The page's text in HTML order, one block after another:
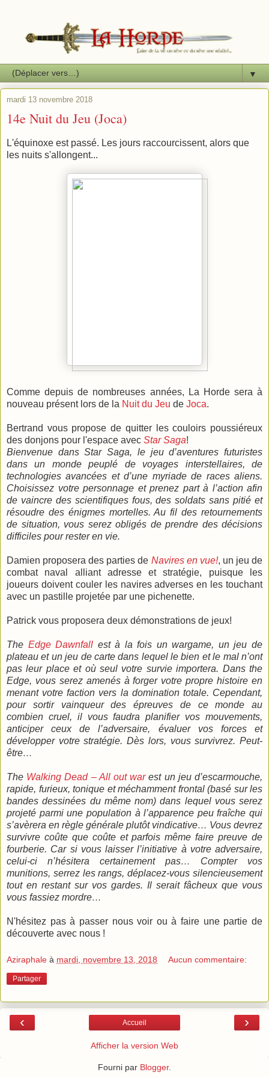
▼
mardi 13 novembre 2018
14e Nuit du Jeu (Joca)
L'équinoxe est passé. Les jours raccourcissent, alors que
les nuits s'allongent...
Comme depuis de nombreuses années, La Horde sera à
nouveau présent lors de la Nuit du Jeu de Joca.
Bertrand vous propose de quitter les couloirs poussiéreux
des donjons pour l'espace avec Star Saga!
Bienvenue dans Star Saga, le jeu d’aventures futuristes
dans un monde peuplé de voyages interstellaires, de
technologies avancées et d’une myriade de races aliens.
Choisissez votre personnage et prenez part à l’action afin
de vaincre des scientifiques fous, des soldats sans pitié et
résoudre des énigmes mortelles. Au fil des retournements
de situation, vous serez obligés de prendre des décisions
difficiles pour rester en vie.
Damien proposera des parties de Navires en vue!, un jeu de
combat naval alliant adresse et stratégie, puisque les
joueurs doivent couler les navires adverses en les touchant
avec un pastille projetée par une pichenette.
Patrick vous proposera deux démonstrations de jeux!
The Edge Dawnfall est à la fois un wargame, un jeu de
plateau et un jeu de carte dans lequel le bien et le mal n’ont
pas leur place et où seul votre survie importera. Dans the
Edge, vous serez amenés à forger votre propre histoire en
menant votre faction vers la domination totale. Cependant,
pour sortir vainqueur des épreuves de ce monde au
combien cruel, il vous faudra planifier vos mouvements,
anticiper ceux de l’adversaire, évaluer vos forces et
développer votre stratégie. Dès lors, vous survivrez. Peut-
être…
The Walking Dead – All out warest un jeu d’escarmouche,
rapide, furieux, tonique et méchamment frontal (basé sur les
bandes dessinées du même nom) dans lequel vous serez
projeté parmi une population à l’apparence peu fraîche qui
s’avèrera en règle générale plutôt vindicative… Vous devrez
survivre coûte que coûte et parfois même faire preuve de
fourberie. Car si vous laisser l’initiative à votre adversaire,
celui-ci n’hésitera certainement pas… Compter vos
munitions, serrez les rangs, déplacez-vous silencieusement
tout en restant sur vos gardes. Il serait fâcheux que vous
vous fassiez mordre…
N'hésitez pas à passer nous voir ou à faire une partie de
découverte avec nous !
Aziraphale à mardi, novembre 13, 2018 Aucun commentaire:
Partager
‹ ›
Accueil
Afficher la version Web
Fourni par Blogger.